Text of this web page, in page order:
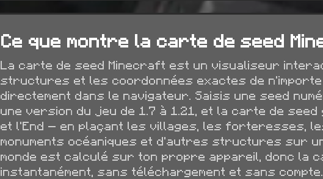
Ce que montre la carte de seed
La carte de seed Minecraft est un visualiseur
structures et les coordonnées exactes de n'importe
directement dans le navigateur. Saisis une seed
une version du jeu de 1.7 à 1.21, et la carte de
et l'End — en plaçant les villages, les forteresses,
monuments océaniques et d'autres structures sur
monde est calculé sur ton propre appareil, donc la
instantanément, sans téléchargement et sans compte.